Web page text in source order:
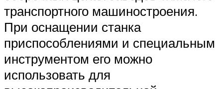
транспортного машиностроения.
При оснащении станка
приспособлениями и специальным
инструментом его можно
использовать для